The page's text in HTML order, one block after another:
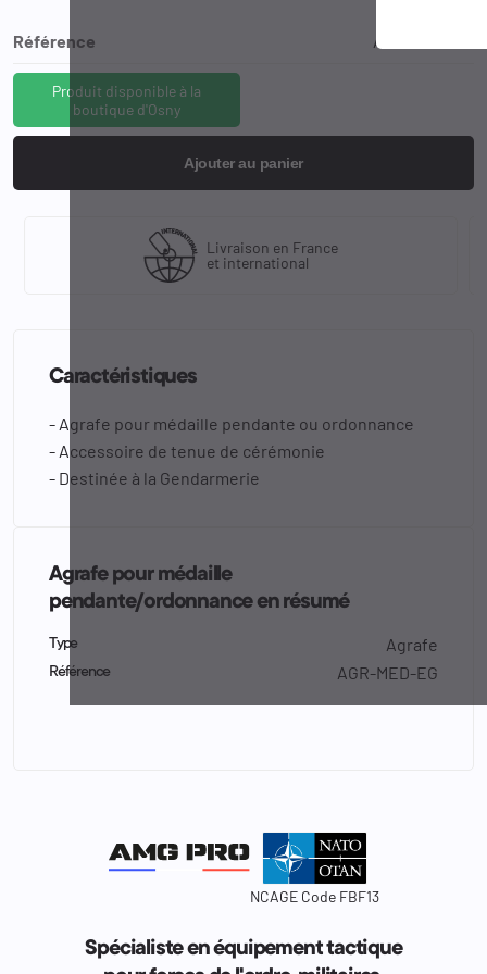
Référence AGR-MED-EG
Produit disponible à la
boutique d'Osny
Ajouter au panier
Livraison en France
et international
Caractéristiques
- Agrafe pour médaille pendante ou ordonnance
- Accessoire de tenue de cérémonie
- Destinée à la Gendarmerie
Agrafe pour médaille
pendante/ordonnance en résumé
Type Agrafe
Référence AGR-MED-EG
NCAGE Code FBF13
Spécialiste en équipement tactique